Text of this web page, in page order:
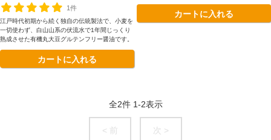
1件
江戸時代初期から続く独自の伝統製法で、小麦を
一切使わず、白山山系の伏流水で1年間じっくり
熟成させた有機丸大豆グルテンフリー醤油です。
カートに入れる
カートに入れる
全2件 1-2表示
< 前 次 >